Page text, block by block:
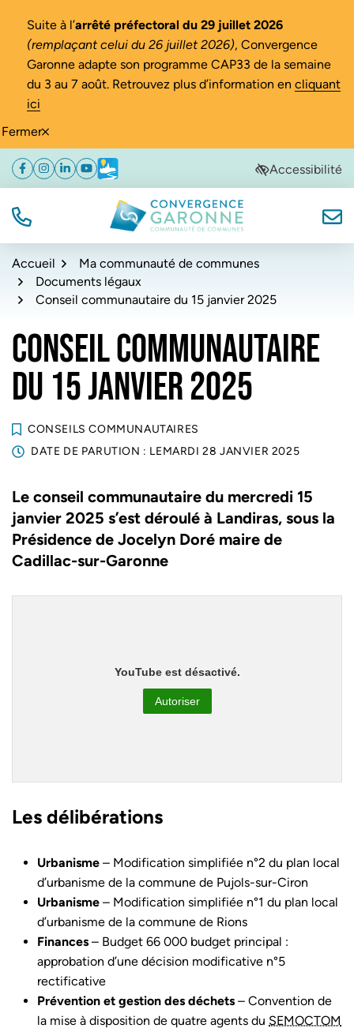
Fermer
Suite à l’arrêté préfectoral du 29 juillet 2026
(remplaçant celui du 26 juillet 2026), Convergence
Garonne adapte son programme CAP33 de la semaine
du 3 au 7 août. Retrouvez plus d’information en cliquant
ici
Aller
navigation
Aller
au
Aller
au
de
Facebook
(ouverture dans un nouvel onglet)
Instagram
(ouverture dans un nouvel onglet)
Linkedin
(ouverture dans un nouvel onglet)
YouTube
(ouverture dans un nouvel onglet)
Météo
(ouverture dans un nouvel onglet)Accessibilité
TÉL. Convergence Garonne
Accueil
Ma communauté de communes
Documents légaux
Conseil communautaire du 15 janvier 2025
CONSEIL COMMUNAUTAIRE
DU 15 JANVIER 2025
CONSEILS COMMUNAUTAIRES
DATE DE PARUTION : LEMARDI 28 JANVIER 2025
Le conseil communautaire du mercredi 15
janvier 2025 s’est déroulé à Landiras, sous la
Présidence de Jocelyn Doré maire de
Cadillac-sur-Garonne
YouTube est désactivé.
Autoriser
Les délibérations
Urbanisme – Modification simplifiée n°2 du plan local
d’urbanisme de la commune de Pujols-sur-Ciron
Urbanisme – Modification simplifiée n°1 du plan local
d’urbanisme de la commune de Rions
Finances – Budget 66 000 budget principal :
approbation d’une décision modificative n°5
rectificative
Prévention et gestion des déchets – Convention de
la mise à disposition de quatre agents du SEMOCTOM